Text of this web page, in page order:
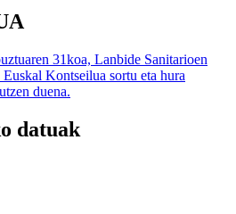
31koa, Lanbide Sanitarioen
Kontseilua sortu eta hura
duena.
datuak